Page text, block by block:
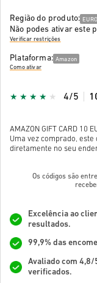
Região do produto:
Não podes ativar este
Verificar restrições
Plataforma: Amazon
Como ativar
4/5
AMAZON GIFT CARD 10
Uma vez comprado,
diretamente no seu
Os códigos são
Excelência ao
resultados.
99,9% das
Avaliado com
verificados.